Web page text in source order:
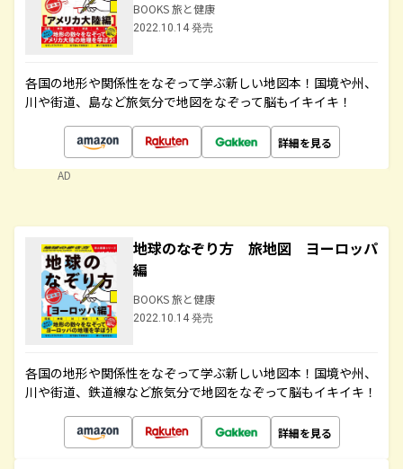
BOOKS 旅と健康
2022.10.14 発売
各国の地形や関係性をなぞって学ぶ新しい地図本！国境や州、
川や街道、島など旅気分で地図をなぞって脳もイキイキ！
詳細を見る
AD
地球のなぞり方 旅地図 ヨーロッパ
編
BOOKS 旅と健康
2022.10.14 発売
各国の地形や関係性をなぞって学ぶ新しい地図本！国境や州、
川や街道、鉄道線など旅気分で地図をなぞって脳もイキイキ！
詳細を見る